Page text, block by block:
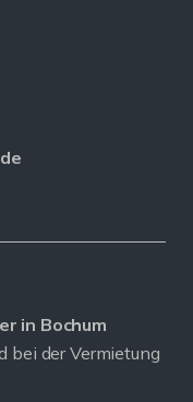
in Bochum
bei der Vermietung